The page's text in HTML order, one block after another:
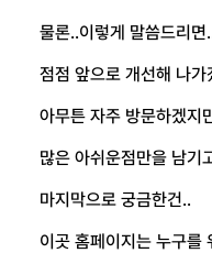
물론..이렇게 말씀드리
점점 앞으로 개선해 나가
아무튼 자주 방문하겠지
많은 아쉬운점만을 남기
마지막으로 궁금한건..
이곳 홈페이지는 누구를